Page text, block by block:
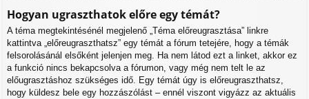
Hogyan ugraszthatok előre egy témát?
A téma megtekintésénél megjelenő „Téma előreugrasztása” linkre
kattintva „előreugraszthatsz” egy témát a fórum tetejére, hogy a témák
felsorolásánál elsőként jelenjen meg. Ha nem látod ezt a linket, akkor ez
a funkció nincs bekapcsolva a fórumon, vagy még nem telt le az
előugrasztáshoz szükséges idő. Egy témát úgy is előreugraszthatsz,
hogy küldesz bele egy hozzászólást – ennél viszont vigyázz az aktuális